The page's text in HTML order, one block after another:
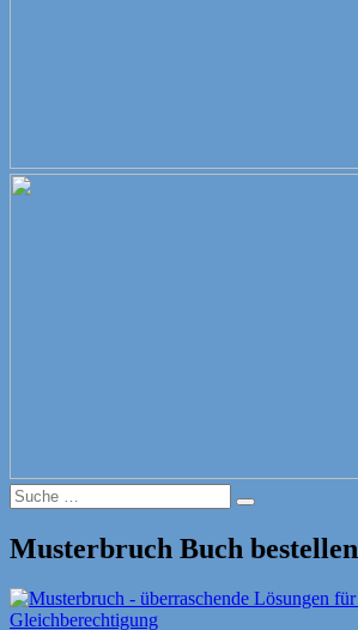
Suche
nach:
Suche
Musterbruch Buch bestellen